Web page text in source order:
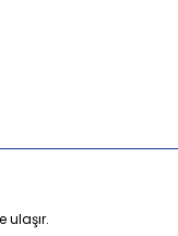
ulaşır.